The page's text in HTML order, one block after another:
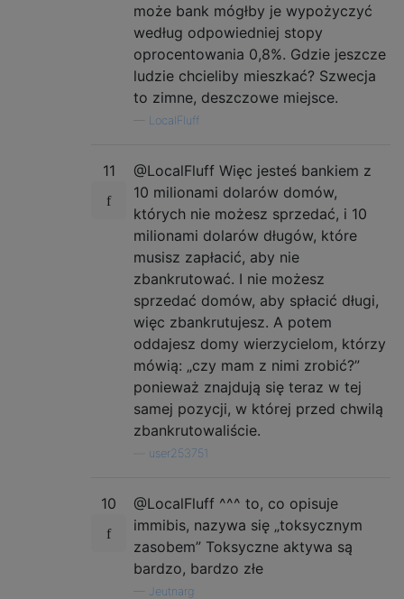
może bank mógłby je wypożyczyć
według odpowiedniej stopy
oprocentowania 0,8%. Gdzie jeszcze
ludzie chcieliby mieszkać? Szwecja
to zimne, deszczowe miejsce.
LocalFluff
11
@LocalFluff Więc jesteś bankiem z
10 milionami dolarów domów,
których nie możesz sprzedać, i 10
milionami dolarów długów, które
musisz zapłacić, aby nie
zbankrutować. I nie możesz
sprzedać domów, aby spłacić długi,
więc zbankrutujesz. A potem
oddajesz domy wierzycielom, którzy
mówią: „czy mam z nimi zrobić?”
ponieważ znajdują się teraz w tej
samej pozycji, w której przed chwilą
zbankrutowaliście.
user253751
10
@LocalFluff ^^^ to, co opisuje
immibis, nazywa się „toksycznym
zasobem” Toksyczne aktywa są
bardzo, bardzo złe
Jeutnarg